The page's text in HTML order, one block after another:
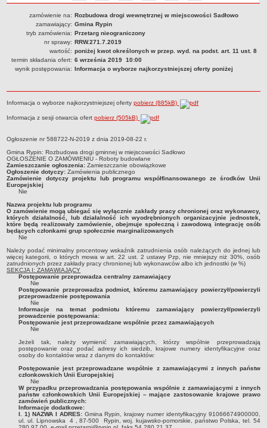
Dane statystyczne
Zadania publiczne
Związki i stowarzyszenia
Realizacja zadań publicznych
Rejestr zbiorów danych osobowych
Rejestr instytucji kultury
RODO Klauzule informacyjne
AKTUALNOŚCI I OGŁOSZENIA
Dane teleadresowe
Tabela informacyjna
Czas pracy urzędu
Nr konta bankowego, NIP, REGON
Pracownicy urzędu - urząd gminy
Pracownicy urzędu - baza magazynowo - warsztatowa
Kompetencje referatów
Regulamin organizacyjny
Regulamin naboru na wolne stanowiska urzędnicze
Ogłoszenia o naborze na wolne stanowiska urzędnicze
Lista kandydatów spełniających wymagania formalne w naborach na
wolne stanowiska urzędnicze
Wyniki naboru na wolne stanowiska urzędnicze
Petycje
Sygnaliści
Galeria
Raporty o stanie dostępności
Wnioski
WŁADZE I STRUKTURA
zamówienie na: Rozbudowa drogi wewnętrznej w miejscowości Sadłowo
zamawiający: Gmina Rypin
tryb zamówienia: Przetarg nieograniczony
nr sprawy: RRW.271.7.2019
wartość: poniżej kwot określonych w przep. wyd. na podst. art. 11 ust. 8
termin składania ofert: 6 września 2019 10:00
wynik postępowania: Informacja o wyborze najkorzystniejszej oferty poniżej
Informacja o wyborze najkorzystniejszej ofertypobierz (885kB)
Informacja z sesji otwarcia ofertpobierz (505kB)
Ogłoszenie nr 588722-N-2019 z dnia 2019-08-22 r.
Gmina Rypin:Rozbudowa drogi gminnej w miejscowości Sadłowo
OGŁOSZENIE O ZAMÓWIENIU -Roboty budowlane
Zamieszczanie ogłoszenia: Zamieszczanie obowiązkowe
Ogłoszenie dotyczy: Zamówienia publicznego
Zamówienie dotyczy projektu lub programu współfinansowanego ze środków Unii
Europejskiej
Nie
Nazwa projektu lub programu
O zamówienie mogą ubiegać się wyłącznie zakłady pracy chronionej oraz wykonawcy,
których działalność, lub działalność ich wyodrębnionych organizacyjnie jednostek,
które będą realizowały zamówienie, obejmuje społeczną i zawodową integrację osób
będących członkami grup społecznie marginalizowanych
Nie
Należy podać minimalny procentowy wskaźnik zatrudnienia osób należących do jednej lub
więcej kategorii, o których mowa w art. 22 ust. 2 ustawy Pzp, nie mniejszy niż 30%, osób
zatrudnionych przez zakłady pracy chronionej lub wykonawców albo ich jednostki (w %)
SEKCJA I: ZAMAWIAJĄCY
Postępowanie przeprowadza centralny zamawiający
Nie
Postępowanie przeprowadza podmiot, któremu zamawiający powierzył/powierzyli
przeprowadzenie postępowania
Nie
Informacje na temat podmiotu któremu zamawiający powierzył/powierzyli
prowadzenie postępowania:
Postępowanie jest przeprowadzane wspólnie przez zamawiających
Nie
Jeżeli tak, należy wymienić zamawiających, którzy wspólnie przeprowadzają
postępowanie oraz podać adresy ich siedzib, krajowe numery identyfikacyjne oraz
osoby do kontaktów wraz z danymi do kontaktów:
Postępowanie jest przeprowadzane wspólnie z zamawiającymi z innych państw
członkowskich Unii Europejskiej
Nie
W przypadku przeprowadzania postępowania wspólnie z zamawiającymi z innych
państw członkowskich Unii Europejskiej – mające zastosowanie krajowe prawo
zamówień publicznych:
Informacje dodatkowe:
I. 1) NAZWA I ADRES: Gmina Rypin , krajowy numer identyfikacyjny 91066674900000,
ul. ul. Lipnowska 4 ,87-500 Rypin , woj.kujawsko-pomorskie , państwoPolska , tel. 54